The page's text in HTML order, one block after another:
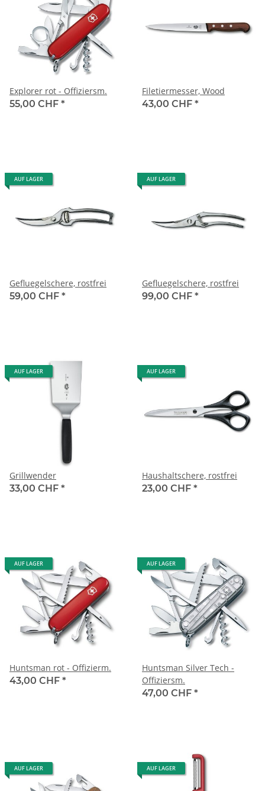
Explorer rot - Offiziersm.
55,00 CHF *
Filetiermesser, Wood
43,00 CHF *
AUF LAGER
Gefluegelschere, rostfrei
59,00 CHF *
AUF LAGER
Gefluegelschere, rostfrei
99,00 CHF *
AUF LAGER
Grillwender
33,00 CHF *
AUF LAGER
Haushaltschere, rostfrei
23,00 CHF *
AUF LAGER
Huntsman rot - Offizierm.
43,00 CHF *
AUF LAGER
Huntsman Silver Tech -
Offiziersm.
47,00 CHF *
AUF LAGER AUF LAGER